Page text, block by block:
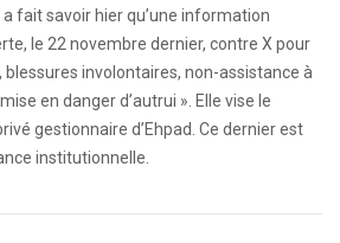
a fait savoir hier qu’une information
le 22 novembre dernier, contre X pour
blessures involontaires, non-assistance à
en danger d’autrui ». Elle vise le
gestionnaire d’Ehpad. Ce dernier est
institutionnelle.